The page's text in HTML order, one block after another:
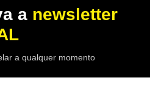
a newsletter
a qualquer momento